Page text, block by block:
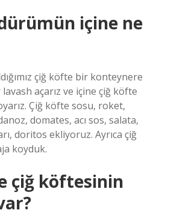
içine ne
çiğ köfte bir konteynere
açarız ve içine çiğ köfte
Çiğ köfte sosu, roket,
domates, acı sos, salata,
doritos ekliyoruz. Ayrıca çiğ
koyduk.
çiğ köftesinin